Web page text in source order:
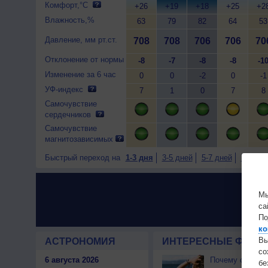
Комфорт,°C
Влажность,%
Давление, мм рт.ст.
Отклонение от нормы
Изменение за 6 час
УФ-индекс
Самочувствие
сердечников
Самочувствие
магнитозависимых
+26
63
708
-8
0
7
+19
79
708
-7
0
1
+18
82
706
-8
-2
0
+25
64
706
-8
0
7
53
-10
-1
8
Быстрый переход на 1-3 дня 3-5 дней 5-7 дней 7-9 дней
АСТРОНОМИЯ
6 августа 2026
ИНТЕРЕСНЫЕ
Почему